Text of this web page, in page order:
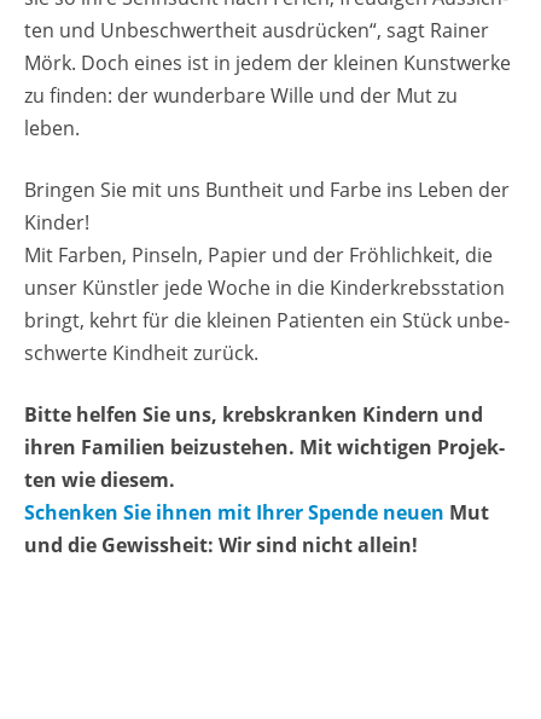
ten und Un­be­schwert­heit aus­drü­cken“, sagt Rai­ner
Mörk. Doch eines ist in jedem der klei­nen Kunst­wer­ke
zu fin­den: der wun­der­ba­re Wille und der Mut zu
leben.
Brin­gen Sie mit uns Bunt­heit und Farbe ins Leben der
Kin­der!
Mit Far­ben, Pin­seln, Pa­pier und der Fröh­lich­keit, die
unser Künst­ler jede Woche in die Kin­der­krebs­sta­ti­on
bringt, kehrt für die klei­nen Pa­ti­en­ten ein Stück un­be­
schwer­te Kind­heit zu­rück.
Bitte hel­fen Sie uns, krebs­kran­ken Kin­dern und
ihren Fa­mi­li­en bei­zu­ste­hen. Mit wich­ti­gen Pro­jek­
ten wie die­sem.
Schen­ken Sie ihnen mit Ihrer Spen­de neuen Mut
und die Ge­wiss­heit: Wir sind nicht al­lein!